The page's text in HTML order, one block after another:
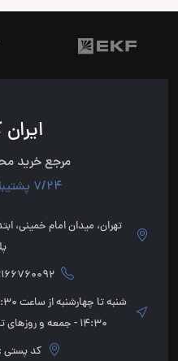
مرجع خرید
7/24 پشتیبان شما هستیم
- 02166760091
14:30 - جمعه و روزهای تعطیل فروشگاه تعطیل می باشد.
کد پستی : 1136947854